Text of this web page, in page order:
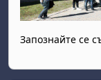
Запознайте се